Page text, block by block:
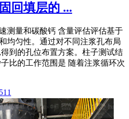
回填层的 ...
测量和碳酸钙 含量评估评估基于
均匀性。通过对不同注浆孔布局
到的孔位布置方案。柱子测试结
比的工作范围是 随着注浆循环次